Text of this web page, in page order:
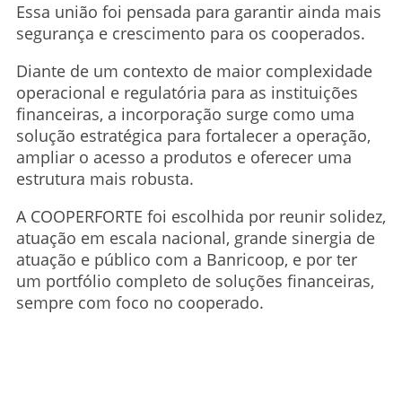
Essa união foi pensada para garantir ainda mais
segurança e crescimento para os cooperados.
Diante de um contexto de maior complexidade
operacional e regulatória para as instituições
financeiras, a incorporação surge como uma
solução estratégica para fortalecer a operação,
ampliar o acesso a produtos e oferecer uma
estrutura mais robusta.
A COOPERFORTE foi escolhida por reunir solidez,
atuação em escala nacional, grande sinergia de
atuação e público com a Banricoop, e por ter
um portfólio completo de soluções financeiras,
sempre com foco no cooperado.